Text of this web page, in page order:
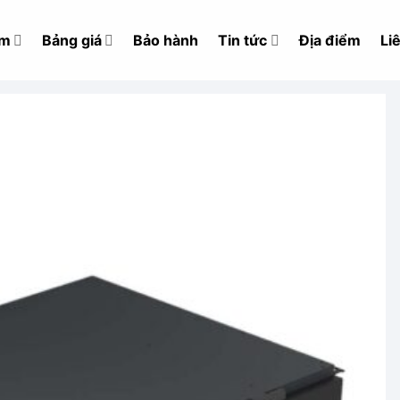
Bảng giá Bảo hành Tin tức Địa điểm